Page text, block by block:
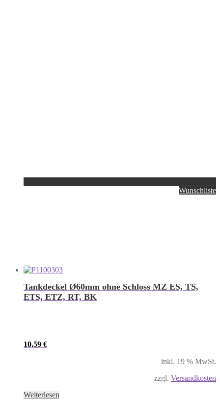
Wunschliste
Tankdeckel Ø60mm ohne Schloss MZ ES, TS,
ETS, ETZ, RT, BK
10,59 €
inkl. 19 % MwSt.
zzgl. Versandkosten
Weiterlesen